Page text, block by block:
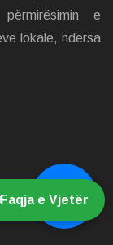
Faqja e Vjetër
e
lokale, ndërsa
💬